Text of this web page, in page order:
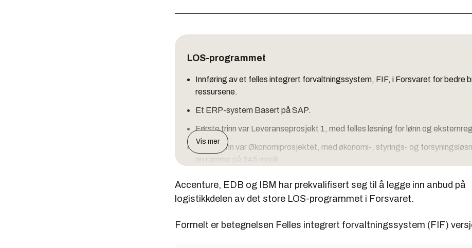
LOS-programmet
Innføring av et felles integrert forvaltningssystem, FIF, i Forsvaret for bedre
ressursene.
Et ERP-system Basert på SAP.
Første trinn var Leveranseprosjekt 1, med felles løsning for lønn og
Andre trinn var Økonomiprosjektet, med økonomi-, styrings- og
en ramme på 545 mnok.
levere løsning for vedlikehold, eierskapsforvaltning, investeringsstyring og
Vis mer
Accenture, EDB og IBM har prekvalifisert seg til å legge inn anbud på
logistikkdelen av det store LOS-programmet i Forsvaret.
Formelt er betegnelsen Felles integrert forvaltningssystem (FIF)